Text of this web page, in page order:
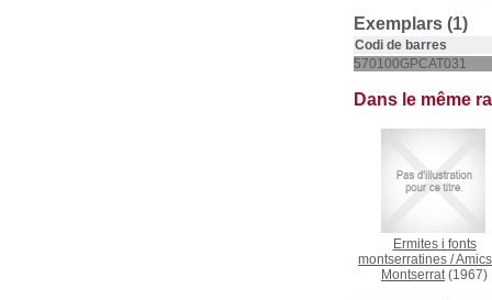
Exemplars (1)
Codi de barres
570100GPCAT031
Dans le même
Ermites i fonts
montserratines /
Montserrat(1967)